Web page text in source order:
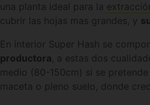
una planta ideal para la
cubrir las hojas mas grandes, y
En interior Super Hash se
productora, a estas dos
medio (80-150cm) si se
maceta o pleno suelo, donde